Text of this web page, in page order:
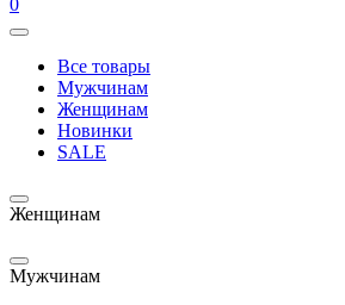
0
Все товары
Мужчинам
Женщинам
Новинки
SALE
Женщинам
Мужчинам